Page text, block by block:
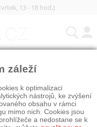
13 - 18 hod.)
záleží
k optimalizaci
nástrojů, ke zvýšení
obsahu v rámci
mimo nich. Cookies jsou
a nedostane se k